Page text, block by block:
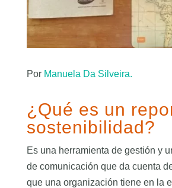
Por Manuela Da Silveira.
¿Qué es un
sostenibilidad?
Es una herramienta de gestión y
de comunicación que da cuenta
que una organización tiene en la